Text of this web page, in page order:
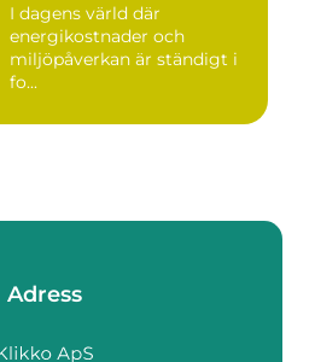
I dagens värld där
energikostnader och
miljöpåverkan är ständigt i
fo...
Adress